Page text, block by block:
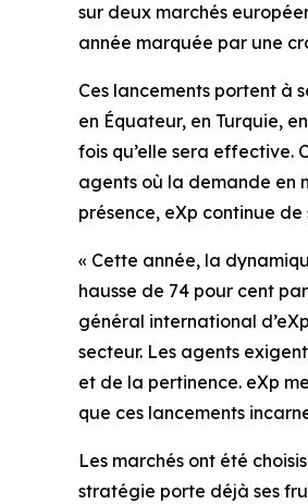
sur deux marchés
année marquée par une
Ces lancements portent à
en Équateur, en Turquie,
fois qu’elle sera effective.
agents où la demande en
présence, eXp continue
« Cette année, la
hausse de 74 pour cent
général international
secteur. Les agents
et de la pertinence. eXp
que ces lancements
Les marchés ont été
stratégie porte déjà ses